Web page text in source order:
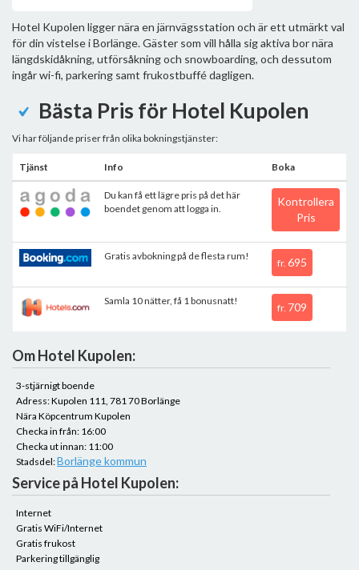
Hotel Kupolen ligger nära en järnvägsstation och är ett utmärkt val
för din vistelse i Borlänge. Gäster som vill hålla sig aktiva bor nära
längdskidåkning, utförsåkning och snowboarding, och dessutom
ingår wi-fi, parkering samt frukostbuffé dagligen.
Bästa Pris för Hotel Kupolen
Vi har följande priser från olika bokningstjänster:
Tjänst Info Boka
Du kan få ett lägre pris på det här
boendet genom att logga in.
Kontrollera
Pris
Gratis avbokning på de flesta rum!
fr. 695
Samla 10 nätter, få 1 bonusnatt!
fr. 709
Om Hotel Kupolen:
3-stjärnigt boende
Adress: Kupolen 111, 781 70 Borlänge
Nära Köpcentrum Kupolen
Checka in från: 16:00
Checka ut innan: 11:00
Stadsdel:Borlänge kommun
Service på Hotel Kupolen:
Internet
Gratis WiFi/Internet
Gratis frukost
Parkering tillgänglig